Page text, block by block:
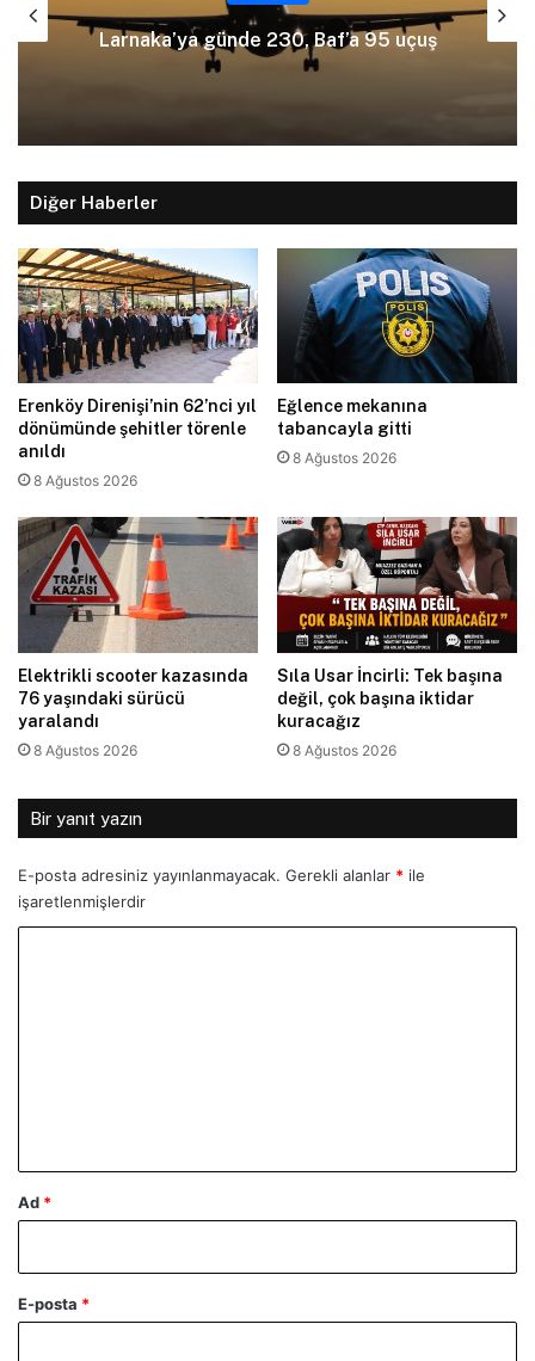
Ölümlü kazayı üstlenmek için polise
yalan beyanda bulundu
Diğer Haberler
Erenköy Direnişi’nin 62’nci yıl
dönümünde şehitler törenle
anıldı
8 Ağustos 2026
Eğlence mekanına
tabancayla gitti
8 Ağustos 2026
Elektrikli scooter kazasında
76 yaşındaki sürücü
yaralandı
8 Ağustos 2026
Sıla Usar İncirli: Tek başına
değil, çok başına iktidar
kuracağız
8 Ağustos 2026
Bir yanıt yazın
E-posta adresiniz yayınlanmayacak. Gerekli alanlar * ile
işaretlenmişlerdir
Ad *
E-posta *